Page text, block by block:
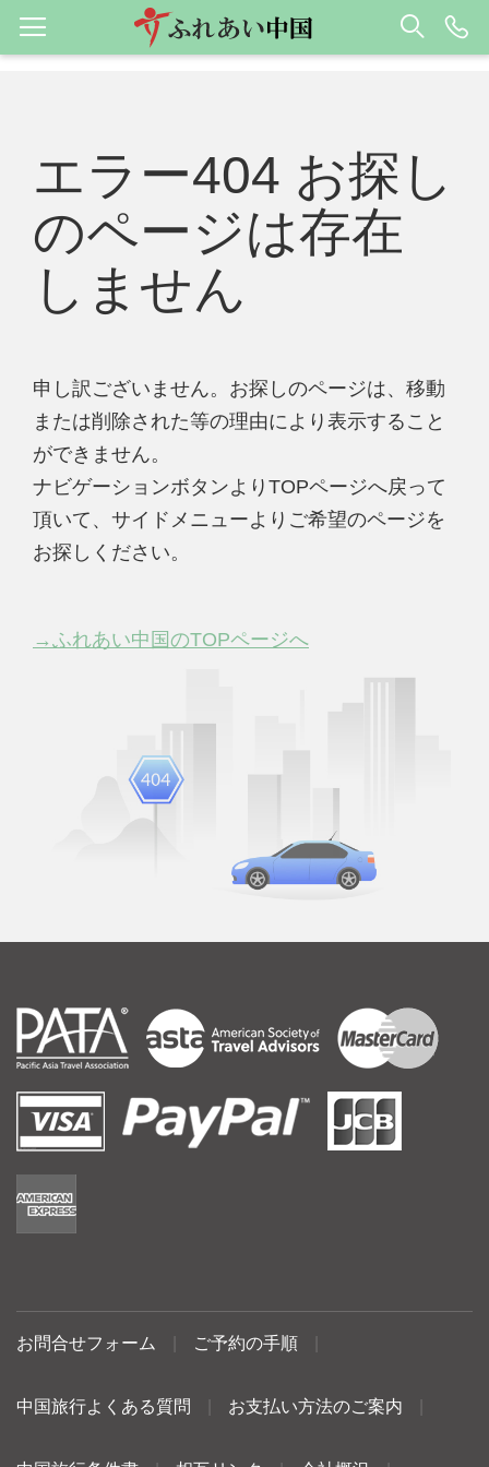
エラー404 お探し
のページは存在
しません
申し訳ございません。お探しのページは、移動
または削除された等の理由により表示すること
ができません。
ナビゲーションボタンよりTOPページへ戻って
頂いて、サイドメニューよりご希望のページを
お探しください。
→ふれあい中国のTOPページへ
お問合せフォーム ご予約の手順
中国旅行よくある質問 お支払い方法のご案内